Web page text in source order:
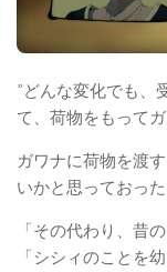
”どんな変化でも、
て、荷物をもって
ガワナに荷物を渡
いかと思っておっ
「その代わり、昔
「シシィのことを